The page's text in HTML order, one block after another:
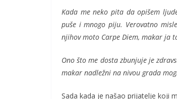
Kada me neko pita da opišem
puše i mnogo piju. Verovatno
njihov moto Carpe Diem, makar ja
Ono što me dosta zbunjuje je
makar nadležni na nivou grada
Sada kada je našao prijatelje koji